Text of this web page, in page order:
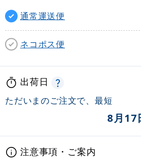
通常運送便
ネコポス便
出荷日
ただいまのご注文で、最短
8月17
注意事項・ご案内